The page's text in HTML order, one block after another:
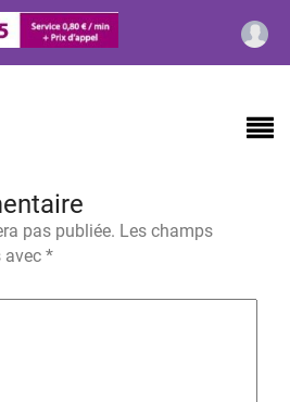
pas publiée. Les champs
avec *